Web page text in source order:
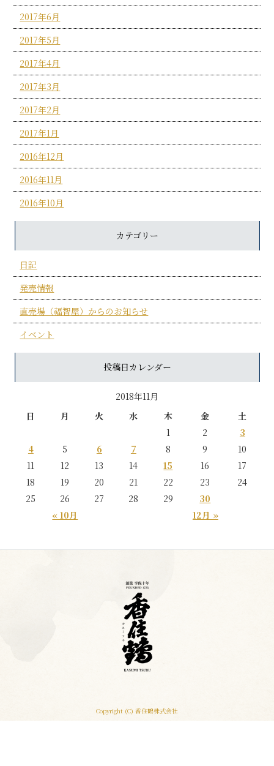
2017年6月
2017年5月
2017年4月
2017年3月
2017年2月
2017年1月
2016年12月
2016年11月
2016年10月
カテゴリー
日記
発売情報
直売場（福智屋）からのお知らせ
イベント
投稿日カレンダー
2018年11月
日
月 火 水 木 金 土
« 10月 12月 »
1 2
3
4
5 6 7 8 9
10
11
12 13 14 15 16
17
18
19 20 21 22 23
24
25
26 27 28 29 30
Copyright (C) 香住鶴株式会社